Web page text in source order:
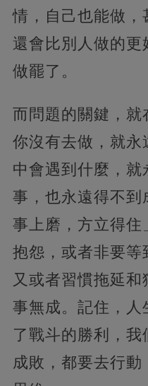
情，自己也能做，
還會比別人做的
做罷了。
而問題的關鍵，就
你沒有去做，就永
中會遇到什麼，
事，也永遠得不到
事上磨，方立得住
抱怨，或者非要等
又或者習慣拖延
事無成。記住，人
了戰斗的勝利，
成敗，都要去行